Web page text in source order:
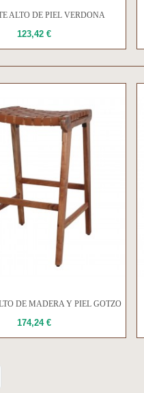
ALTO DE PIEL VERDONA
123,42 €
DE MADERA Y PIEL GOTZO
174,24 €